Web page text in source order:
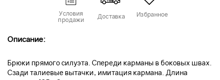
Условия
продажи Доставка Избранное
Описание:
Брюки прямого силуэта. Спереди карманы в боковых швах.
Сзади талиевые вытачки, имитация кармана. Длина